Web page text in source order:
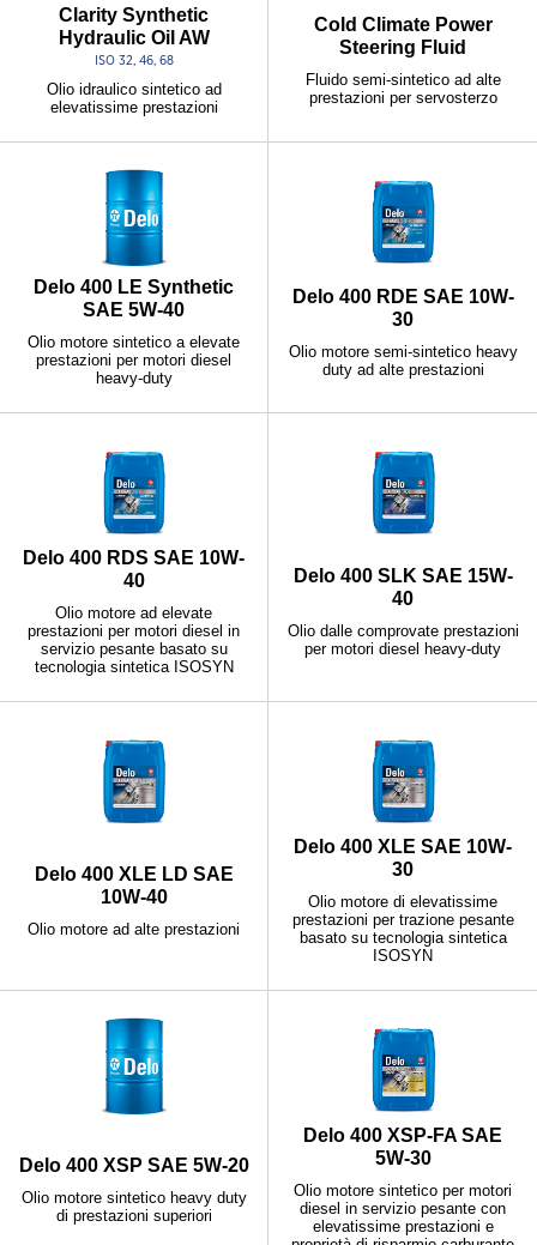
Clarity Synthetic
Hydraulic Oil AW
ISO 32, 46, 68
Olio idraulico sintetico ad
elevatissime prestazioni
Cold Climate Power
Steering Fluid
Fluido semi-sintetico ad alte
prestazioni per servosterzo
Delo 400 LE Synthetic
SAE 5W-40
Olio motore sintetico a elevate
prestazioni per motori diesel
heavy-duty
Delo 400 RDE SAE 10W-
30
Olio motore semi-sintetico heavy
duty ad alte prestazioni
Delo 400 RDS SAE 10W-
40
Olio motore ad elevate
prestazioni per motori diesel in
servizio pesante basato su
tecnologia sintetica ISOSYN
Delo 400 SLK SAE 15W-
40
Olio dalle comprovate prestazioni
per motori diesel heavy-duty
Delo 400 XLE LD SAE
10W-40
Olio motore ad alte prestazioni
Delo 400 XLE SAE 10W-
30
Olio motore di elevatissime
prestazioni per trazione pesante
basato su tecnologia sintetica
ISOSYN
Delo 400 XSP SAE 5W-20
Olio motore sintetico heavy duty
di prestazioni superiori
Delo 400 XSP-FA SAE
5W-30
Olio motore sintetico per motori
diesel in servizio pesante con
elevatissime prestazioni e